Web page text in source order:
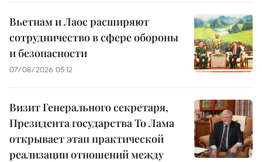
Вьетнам и Лаос расширяют
сотрудничество в сфере обороны
и безопасности
07/08/2026 05:12
Визит Генерального секретаря,
Президента государства То Лама
открывает этап практической
реализации отношений между